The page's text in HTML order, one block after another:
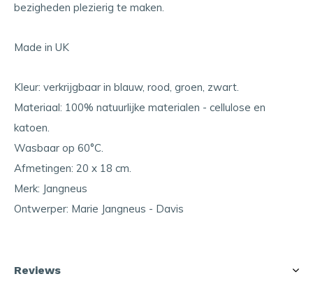
bezigheden plezierig te maken.
Made in UK
Kleur: verkrijgbaar in blauw, rood, groen, zwart.
Materiaal: 100% natuurlijke materialen - cellulose en
katoen.
Wasbaar op 60°C.
Afmetingen: 20 x 18 cm.
Merk: Jangneus
Ontwerper: Marie Jangneus - Davis
Reviews